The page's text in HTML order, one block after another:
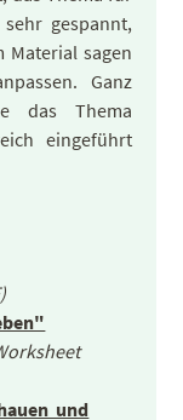
gespannt,
Material sagen
Ganz
das Thema
eingeführt
und